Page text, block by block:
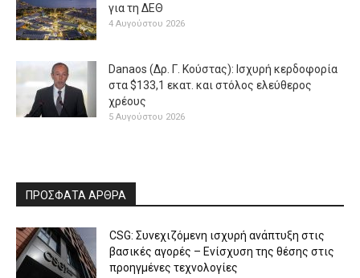
για τη ΔΕΘ
4 Αυγούστου 2026
Danaos (Δρ. Γ. Κούστας): Ισχυρή κερδοφορία
στα $133,1 εκατ. και στόλος ελεύθερος
χρέους
5 Αυγούστου 2026
ΠΡΟΣΦΑΤΑ ΑΡΘΡΑ
CSG: Συνεχιζόμενη ισχυρή ανάπτυξη στις
βασικές αγορές – Ενίσχυση της θέσης στις
προηγμένες τεχνολογίες